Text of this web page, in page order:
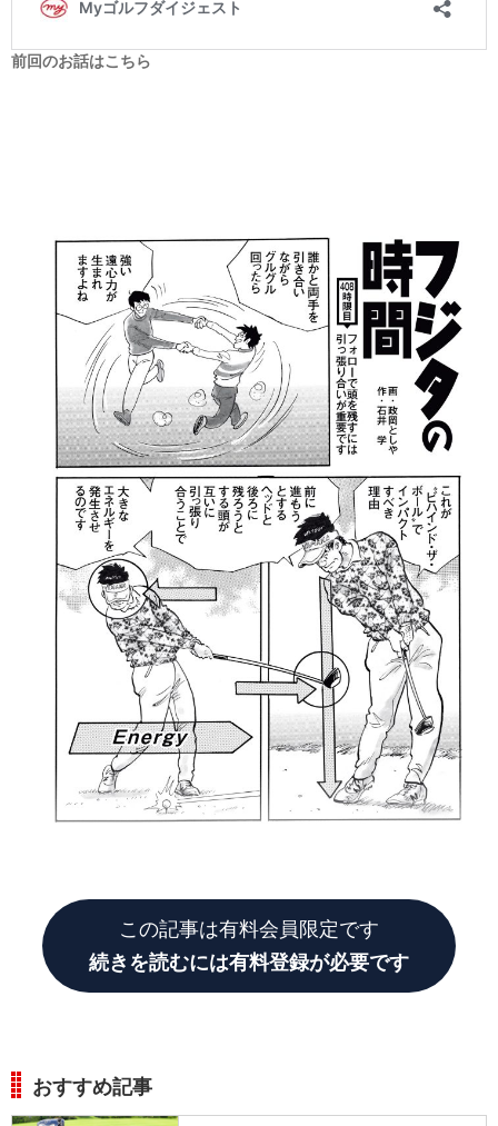
前回のお話はこちら
この記事は有料会員限定です
続きを読むには有料登録が必要です
おすすめ記事